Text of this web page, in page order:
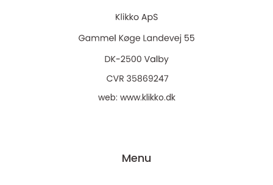
web: www.klikko.dk
Menu